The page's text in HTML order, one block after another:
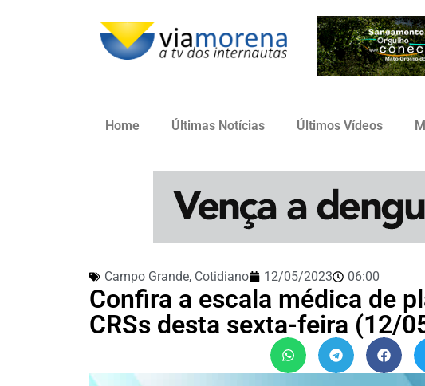
Home Últimas Notícias Últimos Vídeos
Campo Grande, Cotidiano 12/05/2023 06:00
Confira a escala médica de
CRSs desta sexta-feira (12/